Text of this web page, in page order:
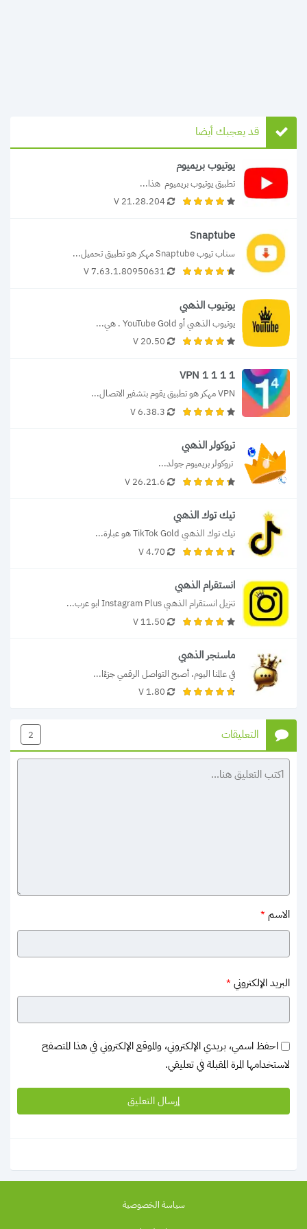
قد يعجبك أيضا
يوتيوب بريميوم
تطبيق يوتيوب بريميوم  هذا...
21.28.204 V
Snaptube
سناب تيوب Snaptube مهكر هو تطبيق تحميل...
V 7.63.1.80950631
يوتيوب الذهبي
يوتيوب الذهبي أو YouTube Gold . هي...
20.50 V
VPN 1 1 1 1
VPN مهكر هو تطبيق يقوم بتشفير الاتصال...
6.38.3 V
تروكولر الذهبي
26.21.6 V
تيك توك الذهبي
تيك توك الذهبي TikTok Gold هو عبارة...
4.70 V
انستقرام الذهبي
تنزيل انستقرام الذهبي Instagram Plus ابو عرب...
11.50 V
ماسنجر الذهبي
في عالمنا اليوم، أصبح التواصل الرقمي جزءًا...
1.80 V
التعليقات 2
الاسم *
البريد الإلكتروني *
احفظ اسمي، بريدي الإلكتروني، والموقع الإلكتروني في هذا المتصفح
لاستخدامها المرة المقبلة في تعليقي.
سياسة الخصوصية